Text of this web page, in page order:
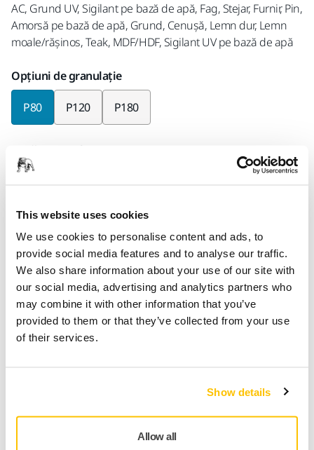
This website uses cookies
We use cookies to personalise content and ads, to
provide social media features and to analyse our traffic.
We also share information about your use of our site with
our social media, advertising and analytics partners who
may combine it with other information that you’ve
provided to them or that they’ve collected from your use
of their services.
Show details
Allow all
AC, Grund UV, Sigilant pe bază de apă, Fag, Stejar, Furnir, Pin,
Amorsă pe bază de apă, Grund, Cenușă, Lemn dur, Lemn
moale/rășinos, Teak, MDF/HDF, Sigilant UV pe bază de apă
Opțiuni de granulație
P80 P120 P180
Bucăți pe pachet
x 2 bucăți
Informații despre produs
Detalii tehnice Descărcări
varietate largă de aplicații de șlefuire și este dezvoltat
plasă, este rezistent la încărcare pe tipurile de lemn de
rășinoase și materialele moi, iar suprafața șlefuită rămâne